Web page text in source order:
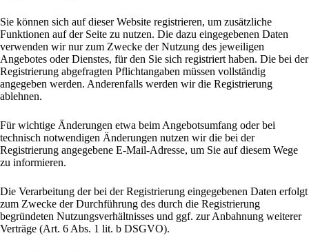
Sie können sich auf dieser Website registrieren, um zusätzliche
Funktionen auf der Seite zu nutzen. Die dazu eingegebenen Daten
verwenden wir nur zum Zwecke der Nutzung des jeweiligen
Angebotes oder Dienstes, für den Sie sich registriert haben. Die bei der
Registrierung abgefragten Pflichtangaben müssen vollständig
angegeben werden. Anderenfalls werden wir die Registrierung
ablehnen.
Für wichtige Änderungen etwa beim Angebotsumfang oder bei
technisch notwendigen Änderungen nutzen wir die bei der
Registrierung angegebene E-Mail-Adresse, um Sie auf diesem Wege
zu informieren.
Die Verarbeitung der bei der Registrierung eingegebenen Daten erfolgt
zum Zwecke der Durchführung des durch die Registrierung
begründeten Nutzungsverhältnisses und ggf. zur Anbahnung weiterer
Verträge (Art. 6 Abs. 1 lit. b DSGVO).